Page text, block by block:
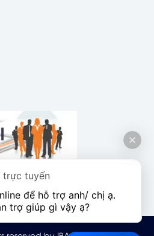
trực tuyến
để hỗ trợ anh/ chị ạ.
trợ giúp gì vậy ạ?